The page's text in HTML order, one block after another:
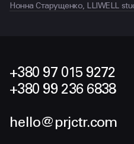
Нонна Старущенко, LLIWELL
+380 97 015 9272
+380 99 236 6838
hello@prjctr.com